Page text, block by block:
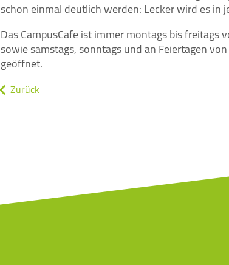
schon einmal deutlich werden: Lecker wird es in
Das CampusCafe ist immer montags bis freitags
sowie samstags, sonntags und an Feiertagen
geöffnet.
Zurück